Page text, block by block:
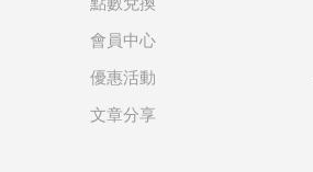
會員中心
優惠活動
文章分享